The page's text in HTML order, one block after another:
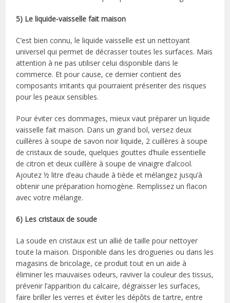
5) Le liquide-vaisselle fait maison
C’est bien connu, le liquide vaisselle est un nettoyant
universel qui permet de décrasser toutes les surfaces. Mais
attention à ne pas utiliser celui disponible dans le
commerce. Et pour cause, ce dernier contient des
composants irritants qui pourraient présenter des risques
pour les peaux sensibles.
Pour éviter ces dommages, mieux vaut préparer un liquide
vaisselle fait maison. Dans un grand bol, versez deux
cuillères à soupe de savon noir liquide, 2 cuillères à soupe
de cristaux de soude, quelques gouttes d’huile essentielle
de citron et deux cuillère à soupe de vinaigre d’alcool.
Ajoutez ½ litre d’eau chaude à tiède et mélangez jusqu’à
obtenir une préparation homogène. Remplissez un flacon
avec votre mélange.
6) Les cristaux de soude
La soude en cristaux est un allié de taille pour nettoyer
toute la maison. Disponible dans les drogueries ou dans les
magasins de bricolage, ce produit tout en un aide à
éliminer les mauvaises odeurs, raviver la couleur des tissus,
prévenir l’apparition du calcaire, dégraisser les surfaces,
faire briller les verres et éviter les dépôts de tartre, entre